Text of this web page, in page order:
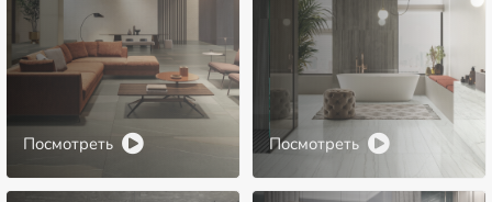
Посмотреть Посмотреть